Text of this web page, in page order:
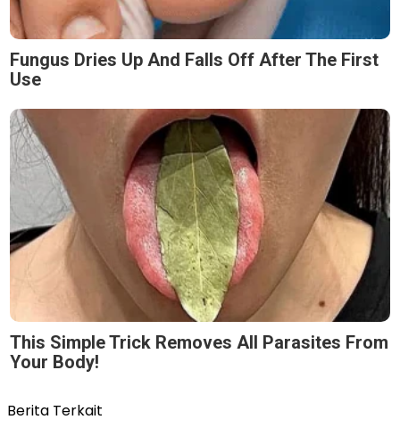
Fungus Dries Up And Falls Off After The First
Use
This Simple Trick Removes All Parasites From
Your Body!
Berita Terkait